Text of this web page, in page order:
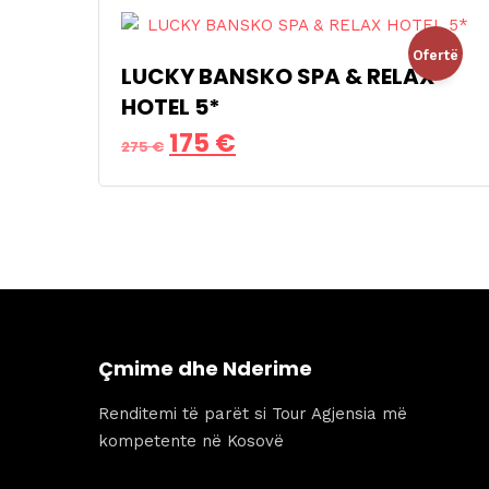
Ofertë
LUCKY BANSKO SPA & RELAX
HOTEL 5*
275€ Çmimi
origjinal
175 €
i
Çmime dhe Nderime
Renditemi të parët si Tour Agjensia më
kompetente në Kosovë